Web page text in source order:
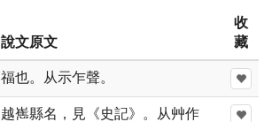
說文原文
收
藏
福也。从示乍聲。
越嶲縣名，見《史記》。从艸作